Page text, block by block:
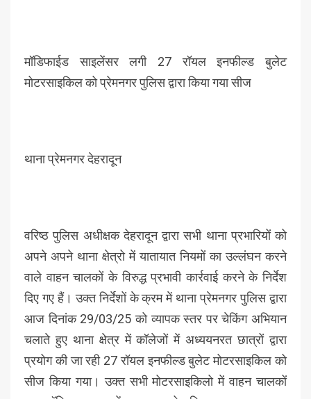
मॉडिफाईड साइलेंसर लगी 27 रॉयल इनफील्ड बुलेट
मोटरसाइकिल को प्रेमनगर पुलिस द्वारा किया गया सीज
थाना प्रेमनगर देहरादून
वरिष्ठ पुलिस अधीक्षक देहरादून द्वारा सभी थाना प्रभारियों को
अपने अपने थाना क्षेत्रो में यातायात नियमों का उल्लंघन करने
वाले वाहन चालकों के विरुद्ध प्रभावी कार्रवाई करने के निर्देश
दिए गए हैं। उक्त निर्देशों के क्रम में थाना प्रेमनगर पुलिस द्वारा
आज दिनांक 29/03/25 को व्यापक स्तर पर चेकिंग अभियान
चलाते हुए थाना क्षेत्र में कॉलेजों में अध्ययनरत छात्रों द्वारा
प्रयोग की जा रही 27 रॉयल इनफील्ड बुलेट मोटरसाइकिल को
सीज किया गया। उक्त सभी मोटरसाइकिलो में वाहन चालकों